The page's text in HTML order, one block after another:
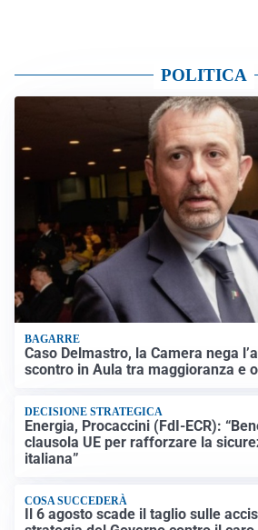
POLITICA
BAGARRE
Caso Delmastro, la Camera nega
scontro in Aula tra maggioranza e
DECISIONE STRATEGICA
Energia, Procaccini (FdI-ECR):
clausola UE per rafforzare la
italiana”
COSA SUCCEDERÀ
Il 6 agosto scade il taglio sulle